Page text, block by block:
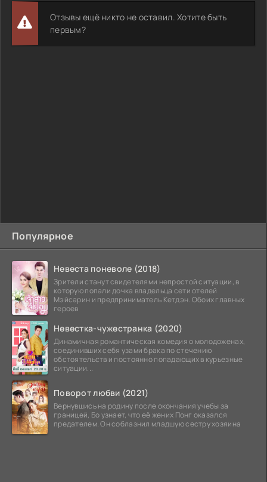
Популярное
Невеста поневоле (2018)
Зрители станут свидетелями непростой ситуации, в
которую попали дочка владельца сети отелей
Мэйсарин и предприниматель Кетдэн. Обоих главных
героев
Невестка-чужестранка (2020)
Динамичная романтическая комедия о молодоженах,
соединивших себя узами брака по стечению
обстоятельств и постоянно попадающих в курьезные
ситуации...
Поворот любви (2021)
Вернувшись на родину после окончания учебы за
границей, Бо узнает, что её жених Понг оказался
предателем. Он соблазнил младшую сестру хозяина
Отзывы ещё никто не оставил. Хотите быть
первым?